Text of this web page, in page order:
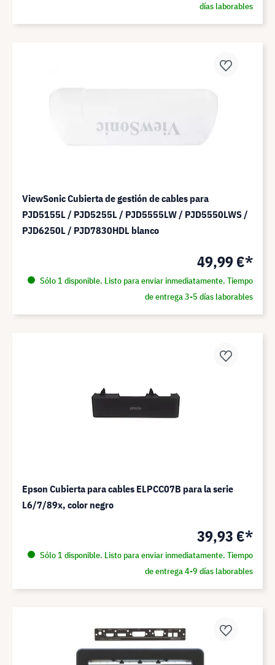
días laborables
ViewSonic Cubierta de gestión de cables para
PJD5155L / PJD5255L / PJD5555LW / PJD5550LWS /
PJD6250L / PJD7830HDL blanco
49,99 €*
Sólo 1 disponible. Listo para enviar inmediatamente. Tiempo
de entrega 3-5 días laborables
Epson Cubierta para cables ELPCC07B para la serie
L6/7/89x, color negro
39,93 €*
Sólo 1 disponible. Listo para enviar inmediatamente. Tiempo
de entrega 4-9 días laborables